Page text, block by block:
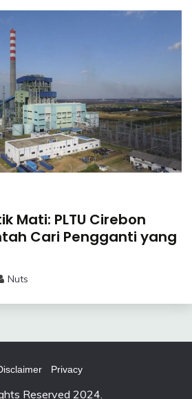
Mati: PLTU Cirebon
Cari Pengganti yang
Nuts
Privacy
Reserved 2024.